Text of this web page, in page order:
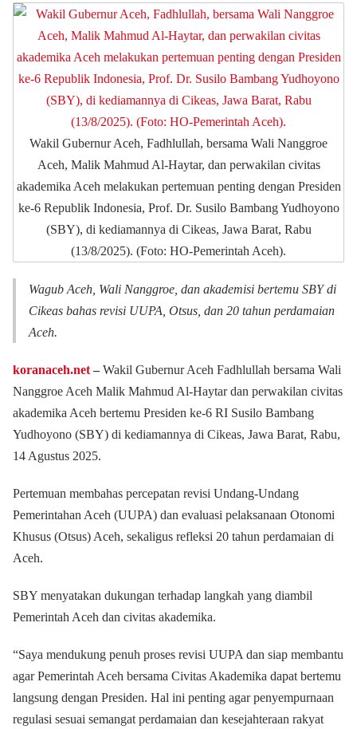
Wakil Gubernur Aceh, Fadhlullah, bersama Wali Nanggroe
Aceh, Malik Mahmud Al-Haytar, dan perwakilan civitas
akademika Aceh melakukan pertemuan penting dengan Presiden
ke-6 Republik Indonesia, Prof. Dr. Susilo Bambang Yudhoyono
(SBY), di kediamannya di Cikeas, Jawa Barat, Rabu
(13/8/2025). (Foto: HO-Pemerintah Aceh).
Wagub Aceh, Wali Nanggroe, dan akademisi bertemu SBY di
Cikeas bahas revisi UUPA, Otsus, dan 20 tahun perdamaian
Aceh.
koranaceh.net ‒ Wakil Gubernur Aceh Fadhlullah bersama Wali
Nanggroe Aceh Malik Mahmud Al-Haytar dan perwakilan civitas
akademika Aceh bertemu Presiden ke-6 RI Susilo Bambang
Yudhoyono (SBY) di kediamannya di Cikeas, Jawa Barat, Rabu,
14 Agustus 2025.
Pertemuan membahas percepatan revisi Undang-Undang
Pemerintahan Aceh (UUPA) dan evaluasi pelaksanaan Otonomi
Khusus (Otsus) Aceh, sekaligus refleksi 20 tahun perdamaian di
Aceh.
SBY menyatakan dukungan terhadap langkah yang diambil
Pemerintah Aceh dan civitas akademika.
“Saya mendukung penuh proses revisi UUPA dan siap membantu
agar Pemerintah Aceh bersama Civitas Akademika dapat bertemu
langsung dengan Presiden. Hal ini penting agar penyempurnaan
regulasi sesuai semangat perdamaian dan kesejahteraan rakyat